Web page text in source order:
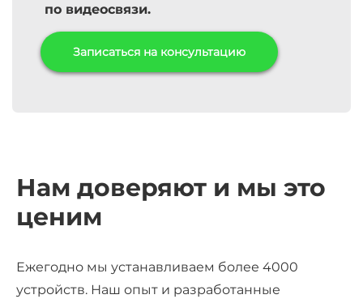
по видеосвязи.
Записаться на консультацию
Нам доверяют и мы это
ценим
Ежегодно мы устанавливаем более 4000
устройств. Наш опыт и разработанные